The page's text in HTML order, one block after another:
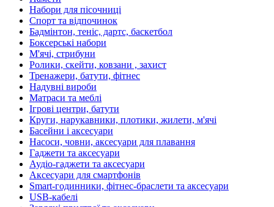
Набори для пісочниці
Спорт та відпочинок
Бадмінтон, теніс, дартс, баскетбол
Боксерські набори
М'ячі, стрибуни
Ролики, скейти, ковзани , захист
Тренажери, батути, фітнес
Надувні вироби
Матраси та меблі
Ігрові центри, батути
Круги, нарукавники, плотики, жилети, м'ячі
Басейни і аксесуари
Насоси, човни, аксесуари для плавання
Гаджети та аксесуари
Аудіо-гаджети та аксесуари
Аксесуари для смартфонів
Smart-годинники, фітнес-браслети та аксесуари
USB-кабелі